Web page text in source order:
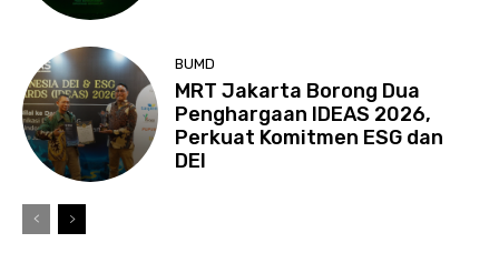
BUMD
MRT Jakarta Borong Dua
Penghargaan IDEAS 2026,
Perkuat Komitmen ESG dan
DEI